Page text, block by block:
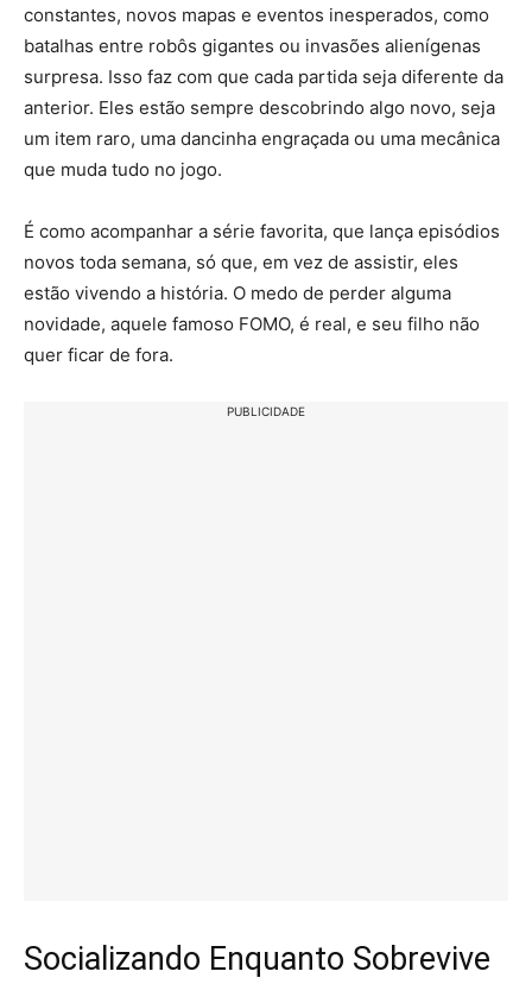
constantes, novos mapas e eventos inesperados, como
batalhas entre robôs gigantes ou invasões alienígenas
surpresa. Isso faz com que cada partida seja diferente da
anterior. Eles estão sempre descobrindo algo novo, seja
um item raro, uma dancinha engraçada ou uma mecânica
que muda tudo no jogo.
É como acompanhar a série favorita, que lança episódios
novos toda semana, só que, em vez de assistir, eles
estão vivendo a história. O medo de perder alguma
novidade, aquele famoso FOMO, é real, e seu filho não
quer ficar de fora.
PUBLICIDADE
Socializando Enquanto Sobrevive